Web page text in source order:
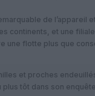
de l’appareil
continents, et une
une flotte plus que
et proches
plus tôt dans son